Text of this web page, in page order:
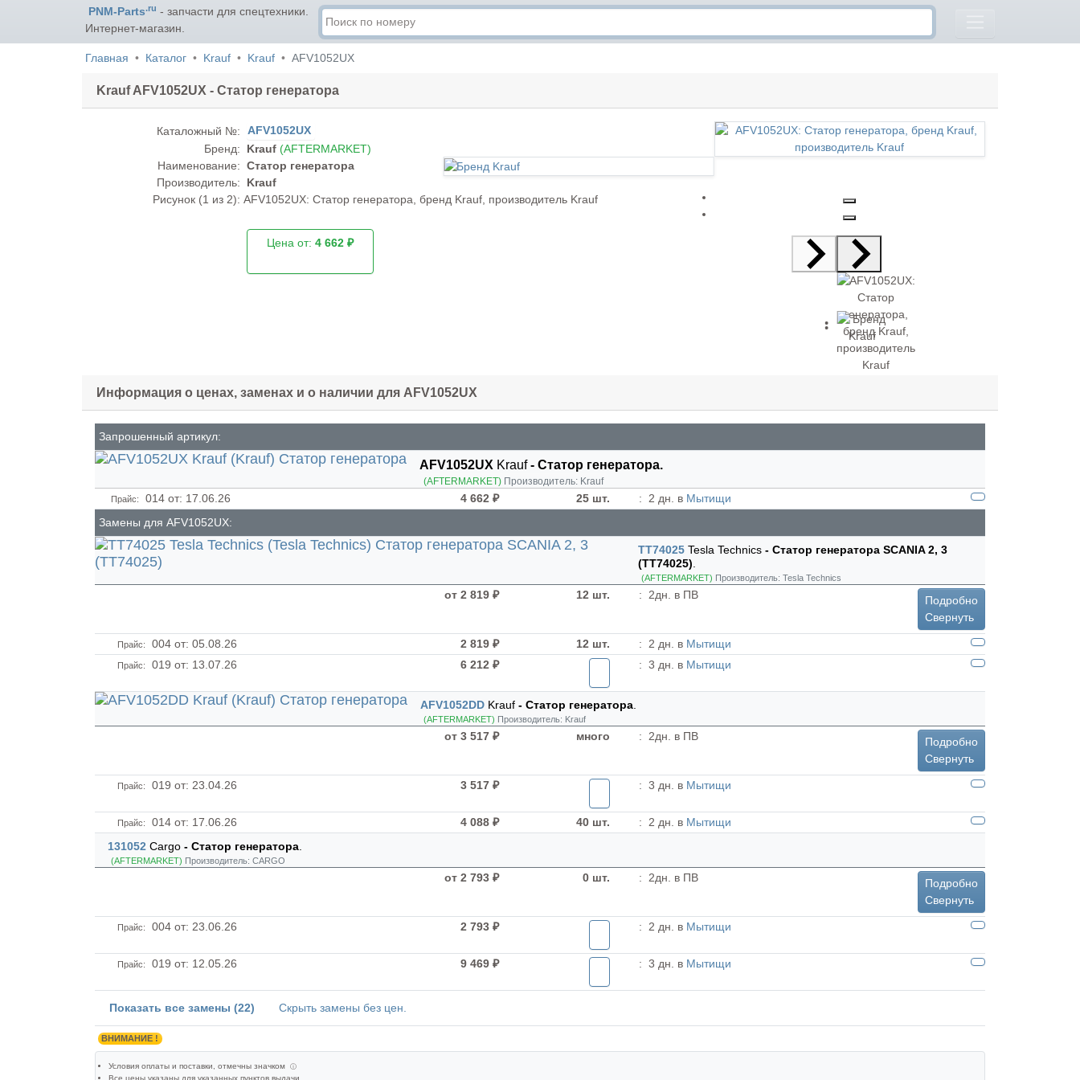
PNM-Parts.ru - запчасти для спецтехники.
Интернет-магазин.
Главная Каталог Krauf Krauf AFV1052UX
Krauf AFV1052UX - Статор генератора
Каталожный №:
AFV1052UX
Бренд:
Krauf (AFTERMARKET)
Наименование: Статор генератора
Производитель:
Krauf
Рисунок (1 из 2): AFV1052UX: Статор генератора, бренд Krauf, производитель Krauf
Цена от: 4 662 ₽
Информация о ценах, заменах и о наличии для AFV1052UX
Запрошенный артикул:
AFV1052UX Krauf- Статор генератора.
(AFTERMARKET)Производитель: Krauf
Прайс: 014 от: 17.06.26 4 662 ₽ 25 шт. : 2 дн. в Мытищи
Замены для AFV1052UX:
TT74025 Tesla Technics - Статор генератора SCANIA 2, 3
(TT74025)
(AFTERMARKET) Производитель: Tesla Technics
от 2 819 ₽ 12 шт. : 2дн. в ПВ
Подробно
Свернуть
Прайс: 004 от: 05.08.26 2 819 ₽ 12 шт. : 2 дн. в Мытищи
Прайс: 019 от: 13.07.26 6 212 ₽ : 3 дн. в Мытищи
AFV1052DD Krauf - Статор генератора
(AFTERMARKET) Производитель: Krauf
от 3 517 ₽ много : 2дн. в ПВ
Подробно
Свернуть
Прайс: 019 от: 23.04.26 3 517 ₽ : 3 дн. в Мытищи
Прайс: 014 от: 17.06.26 4 088 ₽ 40 шт. : 2 дн. в Мытищи
131052 Cargo - Статор генератора
(AFTERMARKET) Производитель:CARGO
от 2 793 ₽ 0 шт. : 2дн. в ПВ
Подробно
Свернуть
Прайс: 004 от: 23.06.26 2 793 ₽ : 2 дн. в Мытищи
Прайс: 019 от: 12.05.26 9 469 ₽ : 3 дн. в Мытищи
Показать все замены (22) Скрыть замены без цен.
ВНИМАНИЕ !
Условия оплаты и поставки , отмечны значком ⓘ
Все цены указаны для указанных пунктов выдачи